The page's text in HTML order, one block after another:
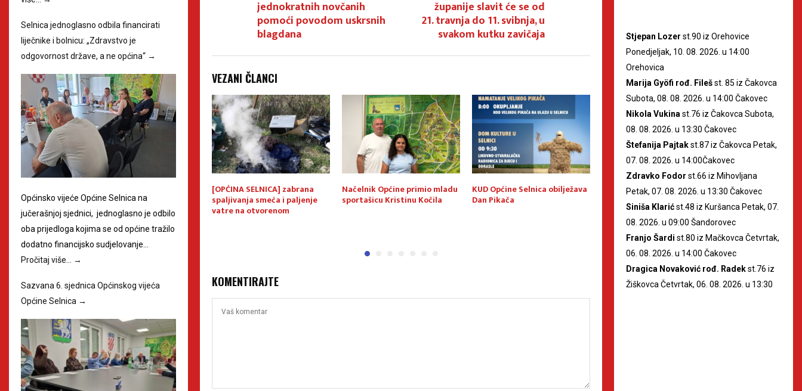
jednokratnih novčanih
pomoći povodom uskrsnih
blagdana
županije slavit će se od
21. travnja do 11. svibnja, u
svakom kutku zavičaja
VEZANI ČLANCI
Općine vijeća Općine Selnica
[OPĆINA SELNICA] zabrana
spaljivanja smeća i paljenje
vatre na otvorenom
Načelnik Općine primio mladu
sportašicu Kristinu Kočila
KUD Općine Selnica obilježava
Dan Pikača
Prijam za najuspješnije
učenike Osnovne škole Selnica
Općina Selnica i
sufinancira
materijala za
KOMENTIRAJTE
Selnica jednoglasno odbila financirati
liječnike i bolnicu: „Zdravstvo je
odgovornost države, a ne općina“ →
Općinsko vijeće Općine Selnica na
jučerašnjoj sjednici, jednoglasno je odbilo
oba prijedloga kojima se od općine tražilo
dodatno financijsko sudjelovanje…
Pročitaj više…
→
Sazvana 6. sjednica Općinskog vijeća
Općine Selnica →
Stjepan Lozer st.90 iz Orehovice
Ponedjeljak, 10. 08. 2026. u 14:00
Orehovica
Marija Gyöfi rođ. Filešst. 85 iz Čakovca
Subota, 08. 08. 2026. u 14:00 Čakovec
Nikola Vukina st.76 iz Čakovca Subota,
08. 08. 2026. u 13:30 Čakovec
Štefanija Pajtakst.87 iz Čakovca Petak,
07. 08. 2026. u 14:00Čakovec
Zdravko Fodor st.66 iz Mihovljana
Petak, 07. 08. 2026. u 13:30 Čakovec
Siniša Klarićst.48 iz Kuršanca Petak, 07.
08. 2026. u 09:00 Šandorovec
Franjo Šardi st.80 iz Mačkovca Četvrtak,
06. 08. 2026. u 14:00 Čakovec
Dragica Novaković rođ. Radekst.76 iz
Žiškovca Četvrtak, 06. 08. 2026. u 13:30